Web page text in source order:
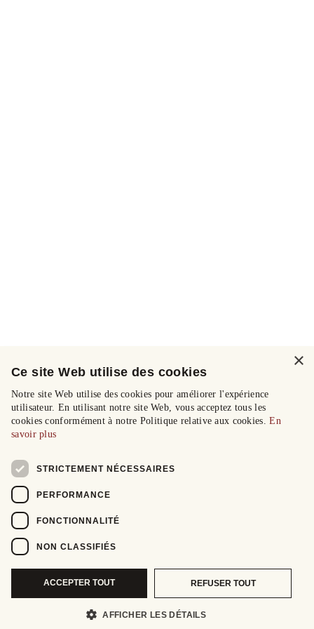
×
Ce site Web utilise des cookies
Notre site Web utilise des cookies pour améliorer l'expérience
utilisateur. En utilisant notre site Web, vous acceptez tous les
cookies conformément à notre Politique relative aux cookies.En
savoir plus
STRICTEMENT NÉCESSAIRES
PERFORMANCE
FONCTIONNALITÉ
NON CLASSIFIÉS
ACCEPTER TOUT REFUSER TOUT
AFFICHER LES DÉTAILS